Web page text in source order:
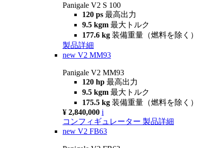
Panigale V2 S 100
120 ps 最高出力
9.5 kgm 最大トルク
177.6 kg 装備重量（燃料を除く）
製品詳細
new V2 MM93
Panigale V2 MM93
120 hp 最高出力
9.5 kgm 最大トルク
175.5 kg 装備重量（燃料を除く）
¥ 2,840,000 i
コンフィギュレーター 製品詳細
new V2 FB63